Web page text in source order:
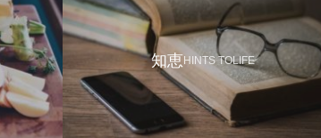
知恵HINTS TOLIFE